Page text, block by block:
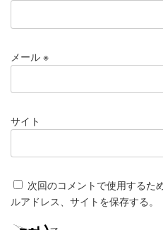
メール ※
サイト
次回のコメントで使用するた
ルアドレス、サイトを保存する。